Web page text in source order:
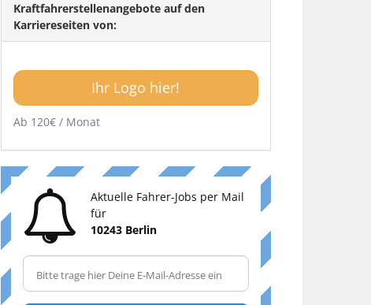
Kraftfahrerstellenangebote auf den
Karriereseiten von:
Ihr Logo hier!
Ab 120€ / Monat
Aktuelle Fahrer-Jobs per Mail
für
10243 Berlin